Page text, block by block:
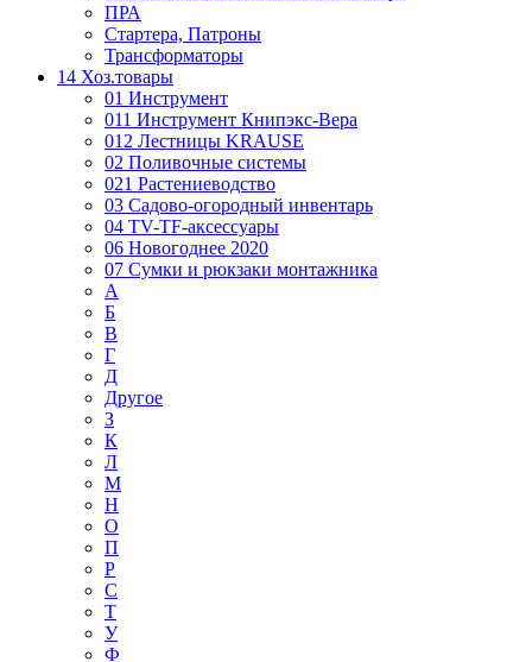
ПРА
Стартера, Патроны
Трансформаторы
14 Хоз.товары
01 Инструмент
011 Инструмент Книпэкс-Вера
012 Лестницы KRAUSE
02 Поливочные системы
021 Растениеводство
03 Садово-огородный инвентарь
04 TV-TF-аксессуары
06 Новогоднее 2020
07 Сумки и рюкзаки монтажника
А
Б
В
Г
Д
Другое
З
К
Л
М
Н
О
П
Р
С
Т
У
Ф